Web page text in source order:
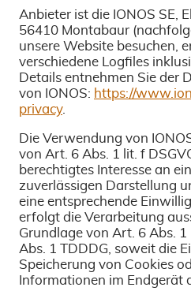
Anbieter ist die IONOS SE,
56410 Montabaur
unsere Website besuchen,
verschiedene Logfiles
Details entnehmen Sie der
von IONOS: https://
privacy.
Die Verwendung von
von Art. 6 Abs. 1 lit. f
berechtigtes Interesse an
zuverlässigen Darstellung
eine entsprechende
erfolgt die Verarbeitung
Grundlage von Art. 6 Abs.
Abs. 1 TDDDG, soweit die
Speicherung von Cookies
Informationen im Endgerät